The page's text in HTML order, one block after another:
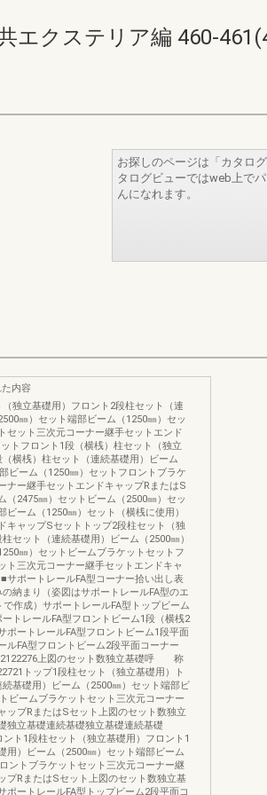
クステリア編 460-
お探しのページは「カタロ
タログビューではweb上で
んになれます。
内容
独立基礎用）フロント2段柱セット（連
㎜）セット端部ビーム（1250㎜）セッ
セット三次元コーナー継手セットエンド
トフロント1段（横桟）柱セット（独立
横桟）柱セット（連続基礎用）ビーム
ビーム（1250㎜）セットフロントブラケ
ナー継手セットエンドキャップRまたはS
（2475㎜）セットビーム（2500㎜）セッ
ビーム（1250㎜）セット（横桟に使用）
キャップSセットトップ2段柱セット（独
セット（連続基礎用）ビーム（2500㎜）
㎜）セットビームブラケットセットフ
ト三次元コーナー継手セットエンドキャ
サポートレールFA型コーナー拾い出し表
の納まり（姿図はサポートレールFA型のエ
で作成）サポートレールFA型トップビーム
トレールFA型フロントビーム1段（横桟2
ポートレールFA型フロントビーム1段平面
ルFA型フロントビーム2段平面コーナー
上図のセット数独立基礎呼 称
トップ1段柱セット（独立基礎用）ト
続基礎用）ビーム（2500㎜）セット端部ビ
ビームブラケットセット三次元コーナー
ップRまたはSセット上図のセット数独立
立基礎連続基礎独立基礎連続基礎
ント1段柱セット（独立基礎用）フロント1
用）ビーム（2500㎜）セット端部ビーム
ントブラケットセット三次元コーナー継
プRまたはSセット上図のセット数独立基
ートレールFA型トップビーム2段平面コ